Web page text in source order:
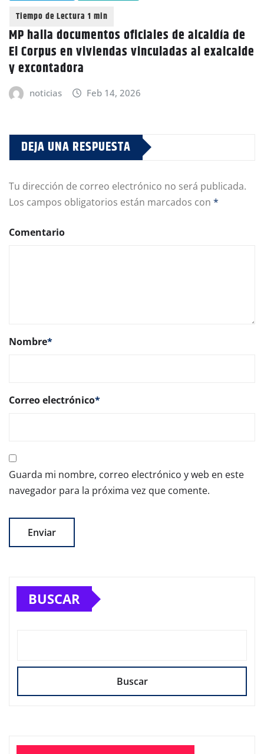
MP halla documentos oficiales de alcaldía de
El Corpus en viviendas vinculadas al exalcalde
y excontadora
noticias Feb 14, 2026
DEJA UNA RESPUESTA
Tu dirección de correo electrónico no será publicada.
Los campos obligatorios están marcados con *
Comentario
Nombre*
Correo electrónico*
Guarda mi nombre, correo electrónico y web en este
navegador para la próxima vez que comente.
BUSCAR
Buscar